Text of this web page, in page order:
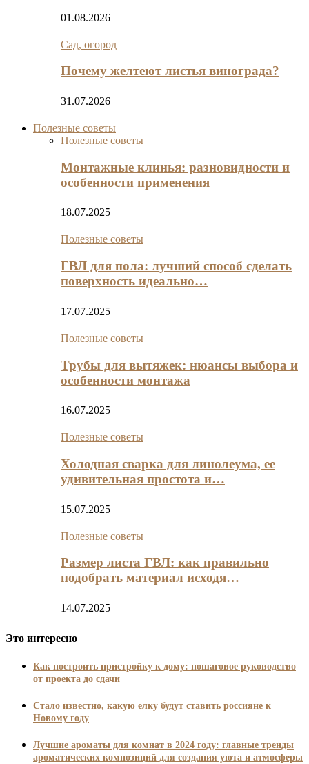
01.08.2026
Сад, огород
Почему желтеют листья винограда?
31.07.2026
Полезные советы
Полезные советы
Монтажные клинья: разновидности и
особенности применения
18.07.2025
Полезные советы
ГВЛ для пола: лучший способ сделать
поверхность идеально…
17.07.2025
Полезные советы
Трубы для вытяжек: нюансы выбора и
особенности монтажа
16.07.2025
Полезные советы
Холодная сварка для линолеума, ее
удивительная простота и…
15.07.2025
Полезные советы
Размер листа ГВЛ: как правильно
подобрать материал исходя…
14.07.2025
Это интересно
Как построить пристройку к дому: пошаговое руководство
от проекта до сдачи
Стало известно, какую елку будут ставить россияне к
Новому году
Лучшие ароматы для комнат в 2024 году: главные тренды
ароматических композиций для создания уюта и атмосферы